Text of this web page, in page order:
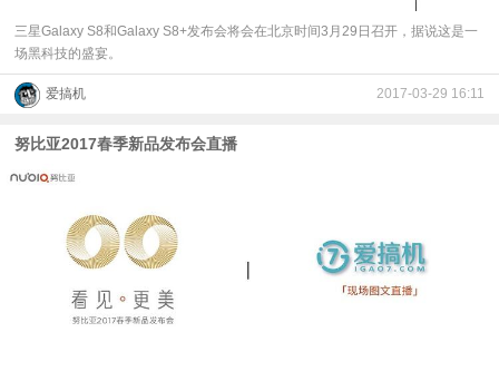
三星Galaxy S8和Galaxy S8+发布会将会在北京时间3月29日召开，据说这是一
场黑科技的盛宴。
爱搞机 2017-03-29 16:11
努比亚2017春季新品发布会直播